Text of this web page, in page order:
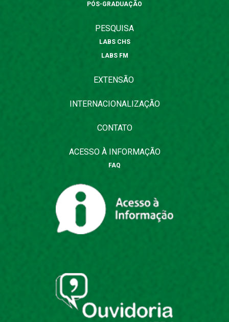
PÓS-GRADUAÇÃO
PESQUISA
LABS CHS
LABS FM
EXTENSÃO
INTERNACIONALIZAÇÃO
CONTATO
ACESSO À INFORMAÇÃO
FAQ